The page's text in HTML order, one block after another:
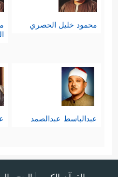
محمود خليل الحصري
عبدالباسط عبدالصمد